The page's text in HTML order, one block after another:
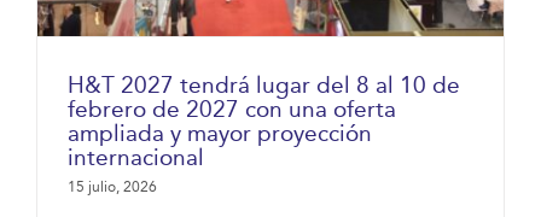
H&T 2027 tendrá lugar del 8 al 10 de
febrero de 2027 con una oferta
ampliada y mayor proyección
internacional
15 julio, 2026